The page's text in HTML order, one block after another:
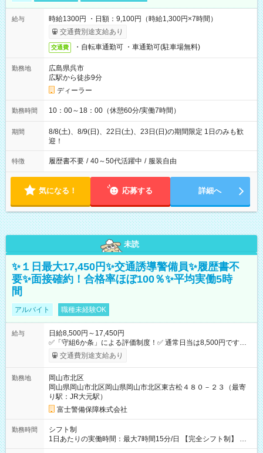
給与
時給1300円 ・日額：9,100円（時給1,300円×7時間）
交通費別途支給あり
交通費 ・自転車通勤可 ・車通勤可(駐車場無料)
勤務地
広島県呉市
広駅から徒歩9分
ディーラー
勤務時間 10：00～18：00（休憩60分/実働7時間）
期間
8/8(土)、8/9(日)、22日(土)、23日(日)の期間限定 1日のみも歓
迎！
特徴 履歴書不要 / 40～50代活躍中 / 服装自由
気になる！ 応募する 詳細へ
未読
✨１日最大17,450円✨交通誘導警備員✨履歴書不
要✨面接確約！合格率ほぼ100％✨平均実働5時
間
アルバイト 職種未経験OK
給与
日給8,500円～17,450円
✅「守組6か条」による評価制度！✅ 通常日当は8,500円ですが
上記評価制度により「S級隊員」と認定されれば10,000円の日当
を支給します。 (1)上記勤務者が交通2級資格者の場合10,000円
14,375円 (3)上記現場が日祝深夜の場合 17,250円 (4)上記勤務
者が現場までの運転者の場合17,250+200円＝17,450円 -----------
------------------------------- *最高日当額 17,450円* （実働時間5
時間の場合、時給3,490円） ------------------------------------------ よ
り上位の資格取得やリーダー手当を取得すると ”さらに”加算さ
れます！ ※日当支給時振込手数料等は一切ありません。 【試用
期間】試用期間なし
交通費別途支給あり
勤務地
岡山市北区
岡山県岡山市北区岡山県岡山市北区東古松４８０－２３（最寄
り駅：JR大元駅）
富士警備保障株式会社
勤務時間
シフト制
1日あたりの実働時間：最大7時間15分/日 【完全シフト制】 例
(1) 8：00~17:00（休憩１h） 例(2) 13:00~16:00（早上がりでも